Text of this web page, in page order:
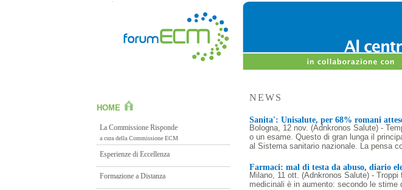
HOME
La Commissione Risponde
a cura della Commissione ECM
Esperienze di Eccellenza
Formazione a Distanza